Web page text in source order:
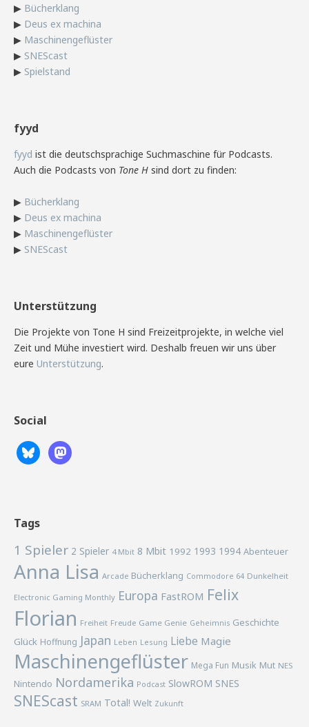
▶ Bücherklang
▶ Deus ex machina
▶ Maschinengeflüster
▶ SNEScast
▶ Spielstand
fyyd
fyyd ist die deutschsprachige Suchmaschine für Podcasts.
Auch die Podcasts von Tone H sind dort zu finden:
▶ Bücherklang
▶ Deus ex machina
▶ Maschinengeflüster
▶ SNEScast
Unterstützung
Die Projekte von Tone H sind Freizeitprojekte, in welche viel
Zeit und Mühe investiert wird. Deshalb freuen wir uns über
eure Unterstützung.
Social
Tags
1 Spieler 2 Spieler 4 Mbit 8 Mbit 1992 1993 1994 Abenteuer
Anna Lisa Arcade Bücherklang Commodore 64 Dunkelheit
Electronic Gaming Monthly Europa FastROM Felix
Florian Freiheit Freude Game Genie Geheimnis Geschichte
Glück Hoffnung Japan Leben Lesung Liebe Magie
Maschinengeflüster Mega Fun Musik Mut NES
Nintendo Nordamerika Podcast SlowROM SNES
SNEScast SRAM Total! Welt Zukunft